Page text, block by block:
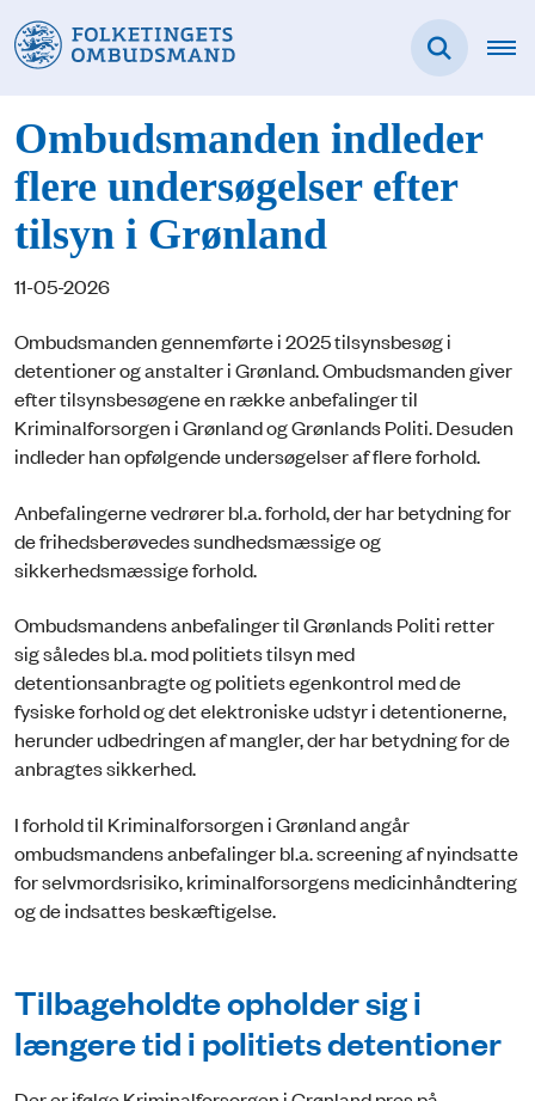
Ombudsmanden indleder
flere undersøgelser efter
tilsyn i Grønland
11-05-2026
Ombudsmanden gennemførte i 2025 tilsynsbesøg i
detentioner og anstalter i Grønland. Ombudsmanden giver
efter tilsynsbesøgene en række anbefalinger til
Kriminalforsorgen i Grønland og Grønlands Politi. Desuden
indleder han opfølgende undersøgelser af flere forhold.
Anbefalingerne vedrører bl.a. forhold, der har betydning for
de frihedsberøvedes sundhedsmæssige og
sikkerhedsmæssige forhold.
Ombudsmandens anbefalinger til Grønlands Politi retter
sig således bl.a. mod politiets tilsyn med
detentionsanbragte og politiets egenkontrol med de
fysiske forhold og det elektroniske udstyr i detentionerne,
herunder udbedringen af mangler, der har betydning for de
anbragtes sikkerhed.
I forhold til Kriminalforsorgen i Grønland angår
ombudsmandens anbefalinger bl.a. screening af nyindsatte
for selvmordsrisiko, kriminalforsorgens medicinhåndtering
og de indsattes beskæftigelse.
Tilbageholdte opholder sig i
længere tid i politiets detentioner